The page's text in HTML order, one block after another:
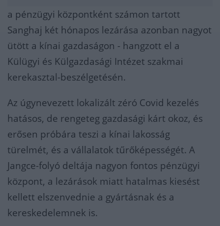
a pénzügyi központként számon tartott
Sanghaj két hónapos lezárása azonban nagyot
ütött a kínai gazdaságon - hangzott el a
Külügyi és Külgazdasági Intézet szakmai
kerekasztal-beszélgetésén.
Az úgynevezett lokalizált zéró Covid kezelés
hatásos, de rengeteg gazdasági kárt okoz, és
erősen próbára teszi a kínai lakosság
türelmét, és a vállalatok tűrőképességét. A
Jangce-folyó deltája nagyon fontos pénzügyi
központ, a lezárások miatt hatalmas kiesést
kellett elszenvednie a gyártásnak és a
kereskedelemnek is.